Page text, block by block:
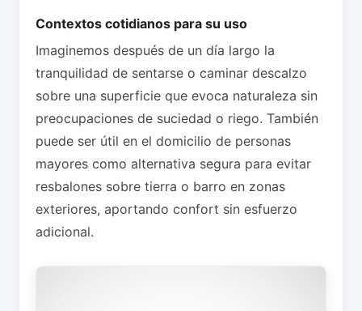
Contextos cotidianos para su uso
Imaginemos después de un día largo la
tranquilidad de sentarse o caminar descalzo
sobre una superficie que evoca naturaleza sin
preocupaciones de suciedad o riego. También
puede ser útil en el domicilio de personas
mayores como alternativa segura para evitar
resbalones sobre tierra o barro en zonas
exteriores, aportando confort sin esfuerzo
adicional.